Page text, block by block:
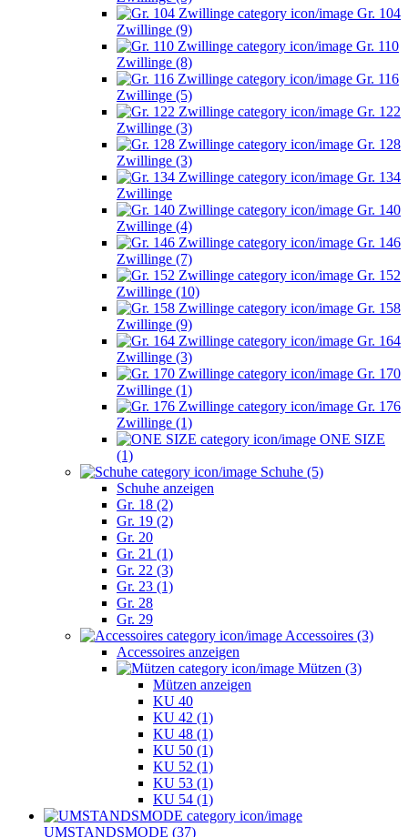
Gr. 104
Zwillinge (9)
Gr. 110
Zwillinge (8)
Gr. 116
Zwillinge (5)
Gr. 122
Zwillinge (3)
Gr. 128
Zwillinge (3)
Gr. 134
Zwillinge
Gr. 140
Zwillinge (4)
Gr. 146
Zwillinge (7)
Gr. 152
Zwillinge (10)
Gr. 158
Zwillinge (9)
Gr. 164
Zwillinge (3)
Gr. 170
Zwillinge (1)
Gr. 176
Zwillinge (1)
ONE SIZE
(1)
Schuhe (5)
Schuhe anzeigen
Gr. 18 (2)
Gr. 19 (2)
Gr. 20
Gr. 21 (1)
Gr. 22 (3)
Gr. 23 (1)
Gr. 28
Gr. 29
Accessoires (3)
Accessoires anzeigen
Mützen (3)
Mützen anzeigen
KU 40
KU 42 (1)
KU 48 (1)
KU 50 (1)
KU 52 (1)
KU 53 (1)
KU 54 (1)
UMSTANDSMODE (37)